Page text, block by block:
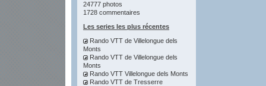
24777 photos
1728 commentaires
Les series les plus récentes
Rando VTT de Villelongue dels
Monts
Rando VTT de Villelongue dels
Monts
Rando VTT Villelongue dels Monts
Rando VTT de Tresserre